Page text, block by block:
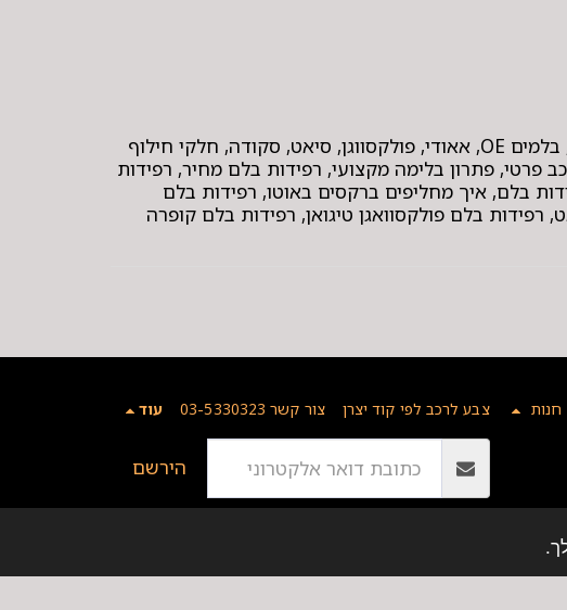
תגיות: TEXTAR, רפידות בלם, 2473801 , בלמים גרמניים, בלמי פרימיום, בלימה בטוחה, חיישן בלאי, בלמים OE, אאודי, פולקסווגן, סיאט, סקודה, חלקי חילוף
פרטי, פתרון בלימה מקצועי, רפידות בלם מחיר, רפידות
בלם, איך מחליפים ברקסים באוטו, רפידות בלם
בלם פולקסוואגן טיגואן, רפידות בלם קופרה
חנות צבע לרכב לפי קוד יצרן צור קשר 03-5330323 עוד
הירשם